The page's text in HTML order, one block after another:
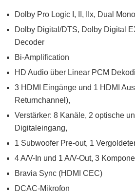
Dolby Pro Logic I, II, IIx, Dual
Dolby Digital/DTS, Dolby Digital
Decoder
Bi-Amplification
HD Audio über Linear PCM
3 HDMI Eingänge und 1 HDMI
Returnchannel),
Verstärker: 8 Kanäle, 2 optische
Digitaleingang,
1 Subwoofer Pre-out, 1
4 A/V-In und 1 A/V-Out, 3
Bravia Sync (HDMI CEC)
DCAC-Mikrofon